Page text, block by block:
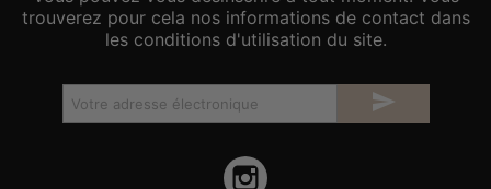
trouverez pour cela nos informations de contact dans
les conditions d'utilisation du site.
